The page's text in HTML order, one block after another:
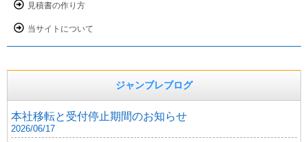
見積書の作り方
当サイトについて
ジャンブレブログ
本社移転と受付停止期間のお知らせ
2026/06/17